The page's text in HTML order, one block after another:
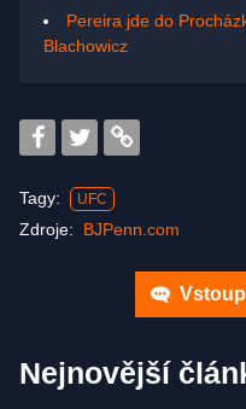
Pereira jde do
Blachowicz
Tagy: UFC
Zdroje: BJPenn.com
Nejnovější